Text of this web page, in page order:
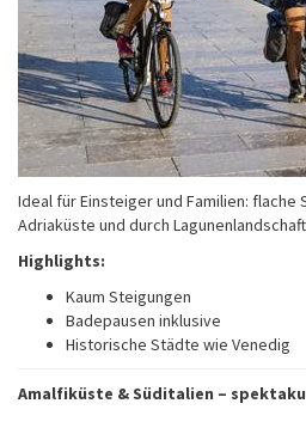
Ideal für Einsteiger und Familien:
Adriaküste und durch
Highlights:
Kaum Steigungen
Badepausen inklusive
Historische Städte wie Venedig
Amalfiküste & Süditalien –